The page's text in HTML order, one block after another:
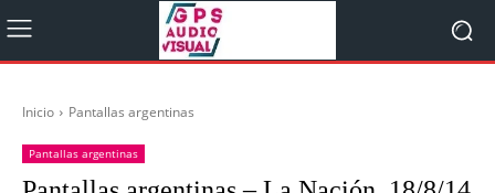
Inicio Pantallas argentinas
Pantallas argentinas